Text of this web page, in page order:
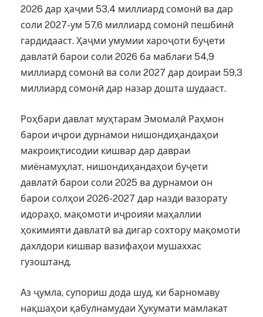
2026 дар ҳаҷми 53,4 миллиард сомонӣ ва дар
соли 2027-ум 57,6 миллиард сомонӣ пешбинӣ
гардидааст. Ҳаҷми умумии хароҷоти буҷети
давлатӣ барои соли 2026 ба маблағи 54,9
миллиард сомонӣ ва соли 2027 дар доираи 59,3
миллиард сомонӣ дар назар дошта шудааст.
Роҳбари давлат муҳтарам Эмомалӣ Раҳмон
барои иҷрои дурнамои нишондиҳандаҳои
макроиқтисодии кишвар дар давраи
миёнамуҳлат, нишондиҳандаҳои буҷети
давлатӣ барои соли 2025 ва дурнамои он
барои солҳои 2026-2027 дар назди вазорату
идораҳо, мақомоти иҷроияи маҳаллии
ҳокимияти давлатӣ ва дигар сохтору мақомоти
дахлдори кишвар вазифаҳои мушаххас
гузоштанд.
Аз ҷумла, супориш дода шуд, ки барномаву
нақшаҳои қабулнамудаи Ҳукумати мамлакат